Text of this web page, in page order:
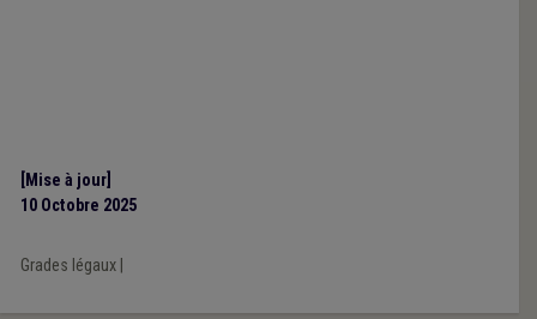
[Mise à jour]
10 Octobre 2025
Grades légaux|